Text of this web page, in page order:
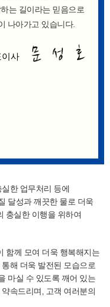
는 길이라는 믿음으로
나아가고 있습니다.
이사
한 업무처리 등에
달성과 깨끗한 물로 더욱
충실한 이행을 위하여
함께 모여 더욱 행복해지는
해 더욱 발전된 모습으로
마실 수 있도록 깨어 있는
속드리며,
고객 여러분의